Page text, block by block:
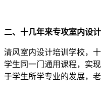
二、十几年来专攻室内设
清风室内设计培训学校，
学生同一门通用课程，实
于学生所学专业的发展，